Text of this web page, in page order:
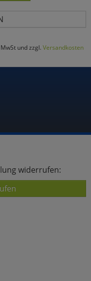
und zzgl. Versandkosten
widerrufen: